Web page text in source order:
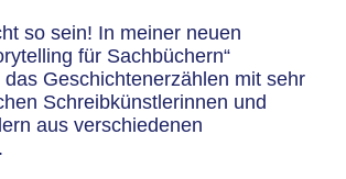
so sein! In meiner neuen
für Sachbüchern“
das Geschichtenerzählen mit sehr
Schreibkünstlerinnen und
aus verschiedenen